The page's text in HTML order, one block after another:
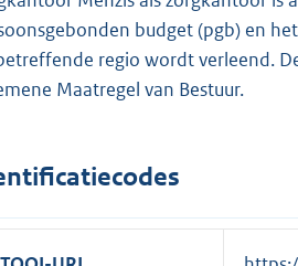
budget (pgb) en
regio wordt verleend.
Maatregel van Bestuur.